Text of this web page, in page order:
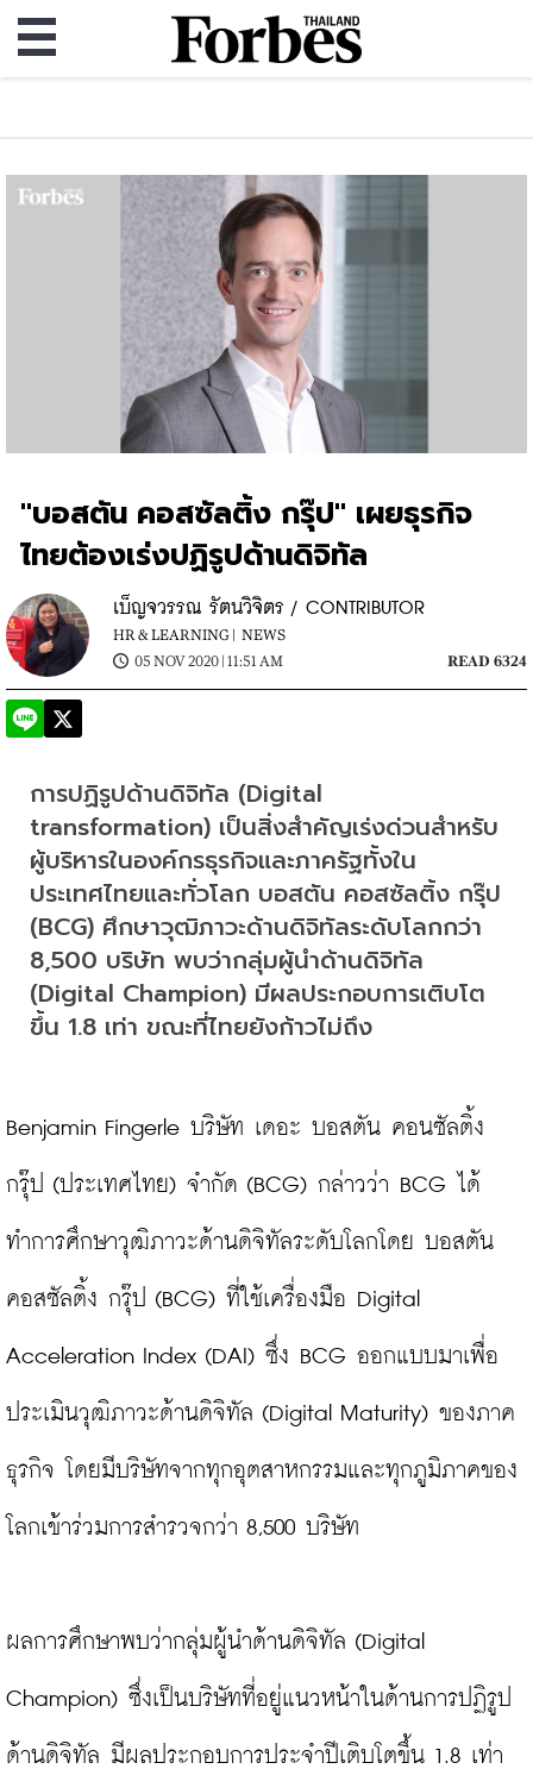
"บอสตัน คอสซัลติ้ง กรุ๊ป" เผยธุรกิจ
ไทยต้องเร่งปฏิรูปด้านดิจิทัล
เบ็ญจวรรณ รัตนวิจิตร / CONTRIBUTOR
HR & LEARNING | NEWS
05 NOV 2020 | 11:51 AM
READ 6324
การปฏิรูปด้านดิจิทัล (Digital
transformation) เป็นสิ่งสำคัญเร่งด่วนสำหรับ
ผู้บริหารในองค์กรธุรกิจและภาครัฐทั้งใน
ประเทศไทยและทั่วโลก บอสตัน คอสซัลติ้ง กรุ๊ป
(BCG) ศึกษาวุฒิภาวะด้านดิจิทัลระดับโลกกว่า
8,500 บริษัท พบว่ากลุ่มผู้นำด้านดิจิทัล
(Digital Champion) มีผลประกอบการเติบโต
ขึ้น 1.8 เท่า ขณะที่ไทยยังก้าวไม่ถึง
Benjamin Fingerle บริษัท เดอะ บอสตัน คอนซัลติ้ง
กรุ๊ป (ประเทศไทย) จำกัด (BCG) กล่าวว่า BCG ได้
ทำการศึกษาวุฒิภาวะด้านดิจิทัลระดับโลกโดย บอสตัน
คอสซัลติ้ง กรุ๊ป (BCG) ที่ใช้เครื่องมือ Digital
Acceleration Index (DAI) ซึ่ง BCG ออกแบบมาเพื่อ
ประเมินวุฒิภาวะด้านดิจิทัล (Digital Maturity) ของภาค
ธุรกิจ โดยมีบริษัทจากทุกอุตสาหกรรมและทุกภูมิภาคของ
โลกเข้าร่วมการสำรวจกว่า 8,500 บริษัท
ผลการศึกษาพบว่ากลุ่มผู้นำด้านดิจิทัล (Digital
Champion) ซึ่งเป็นบริษัทที่อยู่แนวหน้าในด้านการปฏิรูป
ด้านดิจิทัล มีผลประกอบการประจำปีเติบโตขึ้น 1.8 เท่า